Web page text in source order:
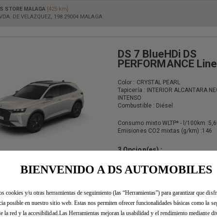
STORE MALAGA [425 km]
DE VELAZQUEZ, 198 29004 MALAGA
DS 7 BlueHDi DS
PERFORMANCE Line
Color : CRYSTAL PEARL
Tapicería : INTERIOR ALCANTARA
INTENSO
Combustible : Diésel
Consumo mixto WLTP* - l/100km :
Emisiones CO2 mixtas (g/km) :146
3 Opcion(es) :
ocultador motorizado y alumbrado
LED)
- Retrovisores color negro estándar
STORE GUADALAJARA [53 km]
BIENVENIDO A DS AUTOMOBILES
cookies y/u otras herramientas de seguimiento (las “Herramientas”) para garantizar que
posible en nuestro sitio web. Estas nos permiten ofrecer funcionalidades básicas como la
la red y la accesibilidad.Las Herramientas mejoran la usabilidad y el rendimiento mediante